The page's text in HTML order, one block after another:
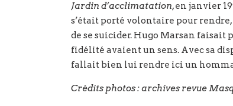
Jardin d’acclimatation, en janvier
s’était porté volontaire pour
de se suicider. Hugo Marsan faisait
fidélité avaient un sens. Avec sa
fallait bien lui rendre ici un
Crédits photos : archives revue